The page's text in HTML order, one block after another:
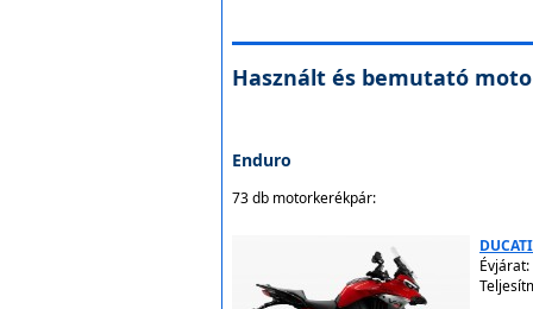
Használt és bemutató
Enduro
73 db motorkerékpár:
Évjárat: